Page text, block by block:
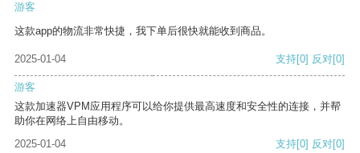
游客
这款app的物流非常快捷，我下单后很快就能收到商品。
2025-01-04 支持[0] 反对[0]
游客
这款加速器VPM应用程序可以给你提供最高速度和安全性的连接，并帮
助你在网络上自由移动。
2025-01-04
支持[0] 反对[0]